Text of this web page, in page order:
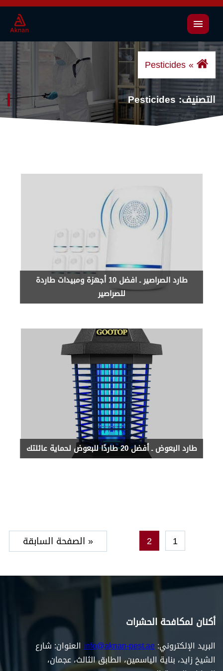
القائمة
Pesticides
التصنيف: Pesticides
طارد الصراصير ـ افضل 10 أجهزة ومبيدات طاردة
للصراصير
طارد البعوض ـ أفضل 20 طاردًا للبعوض لحماية عائلتك
« الصفحة السابقة 1
2
أكنان لمكافحة الحشرات
البريد الإلكتروني:info@aknan-pest.ae العنوان: شارع
الشيخ زايد، بناية الياسمين، الطابق الثالث، عجمان،